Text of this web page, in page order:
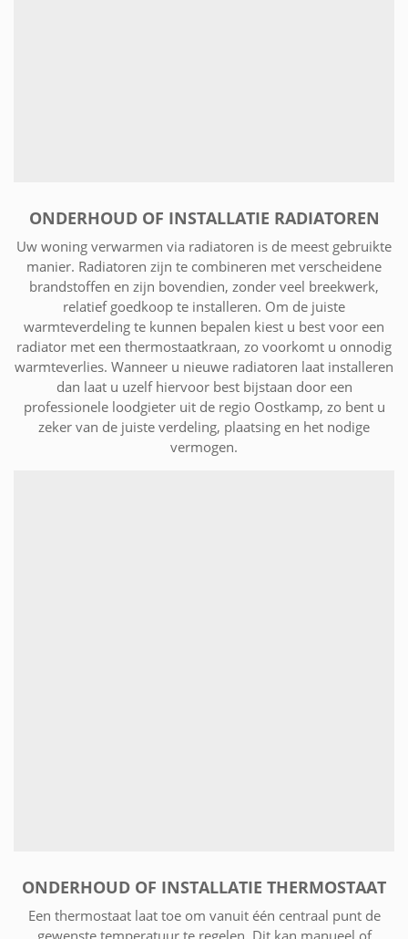
ONDERHOUD OF INSTALLATIE RADIATOREN
Uw woning verwarmen via radiatoren is de meest gebruikte
manier. Radiatoren zijn te combineren met verscheidene
brandstoffen en zijn bovendien, zonder veel breekwerk,
relatief goedkoop te installeren. Om de juiste
warmteverdeling te kunnen bepalen kiest u best voor een
radiator met een thermostaatkraan, zo voorkomt u onnodig
warmteverlies. Wanneer u nieuwe radiatoren laat installeren
dan laat u uzelf hiervoor best bijstaan door een
professionele loodgieter uit de regio Oostkamp, zo bent u
zeker van de juiste verdeling, plaatsing en het nodige
vermogen.
ONDERHOUD OF INSTALLATIE THERMOSTAAT
Een thermostaat laat toe om vanuit één centraal punt de